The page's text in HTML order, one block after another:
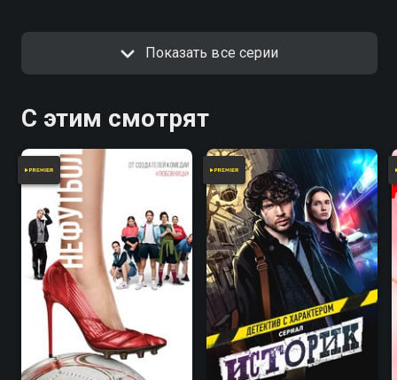
Показать все серии
С этим смотрят